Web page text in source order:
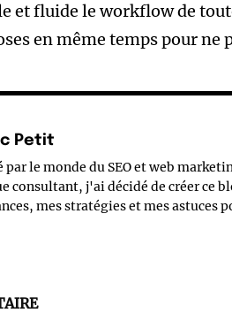
et fluide le workflow de
en même temps pour ne
Petit
par le monde du SEO et web
consultant, j'ai décidé de créer ce
mes stratégies et mes astuces